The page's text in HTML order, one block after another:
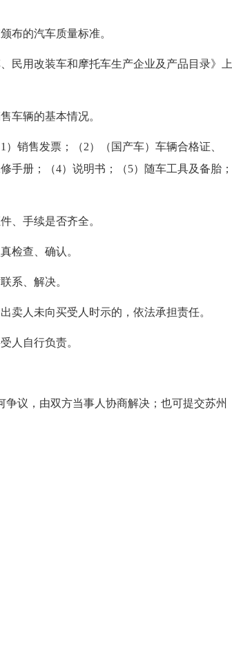
布的汽车质量标准。
民用改装车和摩托车生产企业及产品目录》上
车辆的基本情况。
销售发票；（2）（国产车）车辆合格证、
手册；（4）说明书；（5）随车工具及备胎；
、手续是否齐全。
检查、确认。
系、解决。
卖人未向买受人时示的，依法承担责任。
人自行负责。
议，由双方当事人协商解决；也可提交苏州